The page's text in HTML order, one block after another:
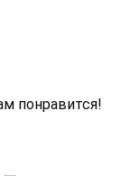
понравится!